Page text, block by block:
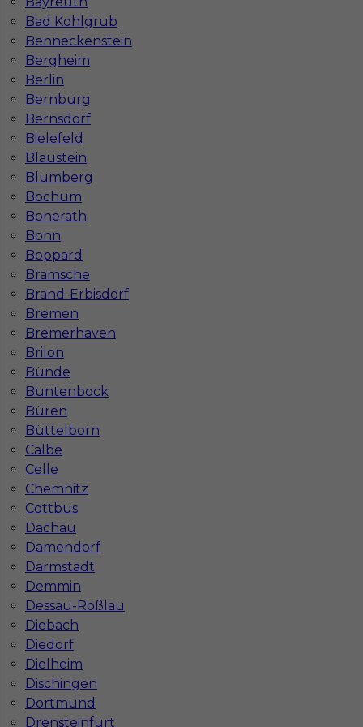
Bad Kohlgrub
Benneckenstein
Bergheim
Berlin
Bernburg
Bernsdorf
Bielefeld
Blaustein
Blumberg
Bochum
Bonerath
Bonn
Boppard
Bramsche
Brand-Erbisdorf
Bremen
Bremerhaven
Brilon
Bünde
Buntenbock
Büren
Büttelborn
Calbe
Celle
Chemnitz
Cottbus
Dachau
Damendorf
Darmstadt
Demmin
Dessau-Roßlau
Diebach
Diedorf
Dielheim
Dischingen
Dortmund
Drensteinfurt
Katowicach
Lublinie
Częstochowie
Najpopularniejsze miejscowości w Niemczech
Praca Augsburg
Praca Hamburg
Praca Berlin
Praca Hannover
Praca Dortmund
Praca Magdeburg
InServ © 2014 – 2026 | Wszelkie prawa zastrzeżone
Witryna korzysta z ciasteczek